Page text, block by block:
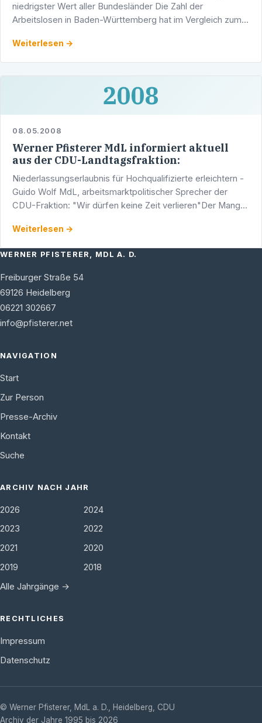
niedrigster Wert aller Bundesländer Die Zahl der
Arbeitslosen in Baden-Württemberg hat im Vergleich zum
…
Weiterlesen →
2008
08.05.2008
Werner Pfisterer MdL informiert aktuell
aus der CDU-Landtagsfraktion:
Niederlassungserlaubnis für Hochqualifizierte erleichtern -
Guido Wolf MdL, arbeitsmarktpolitischer Sprecher der
CDU-Fraktion: "Wir dürfen keine Zeit verlieren"Der Mangel
Weiterlesen →
WERNER PFISTERER, MDL A. D.
Freiburger Straße 54
69126 Heidelberg
06221 302667
info@pfisterer.net
NAVIGATION
Start
Zur Person
Presse-Archiv
Kontakt
Suche
ARCHIV NACH JAHR
2026
2024
2023
2022
2021
2020
2019
2018
Alle Jahrgänge →
RECHTLICHES
Impressum
Datenschutz
© Werner Pfisterer, MdL a. D. Heidelberg
CDU
Archiv der Jahre 1995 bis 2026